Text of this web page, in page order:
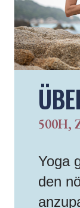
500H,
Yoga
den